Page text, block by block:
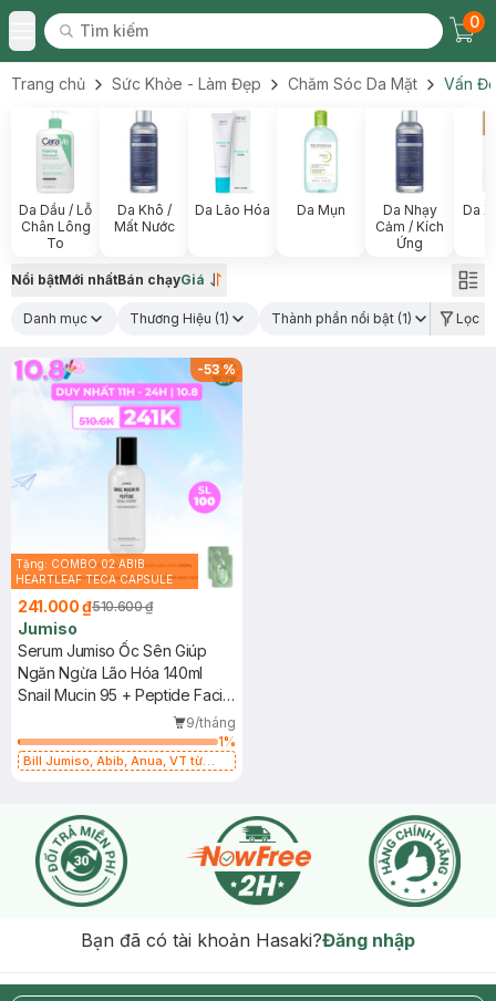
Toggle Menu
Tìm kiếm
Tìm kiếm
0
Trang chủ Sức Khỏe - Làm Đẹp Chăm Sóc Da Mặt Vấn
Da Dầu / Lỗ
Chân Lông
To
Da Khô /
Mất Nước
Da Lão Hóa Da Mụn
Da Nhạy
Cảm / Kích
Ứng
Da
Nổi bậtMới nhấtBán chạyGiá
Danh mục Thương Hiệu (1) Thành phần nổi bật (1) Lọc
-53%
Tặng: COMBO 02 ABIB
HEARTLEAF TECA CAPSULE
(SL có hạn)
241.000 ₫510.600 ₫
Jumiso
Serum Jumiso Ốc Sên Giúp
Ngăn Ngừa Lão Hóa 140ml
Snail Mucin 95 + Peptide Facial
9/tháng
1%
Bill Jumiso, Abib, Anua, VT từ
Bạn đã có tài khoản Hasaki?Đăng nhập